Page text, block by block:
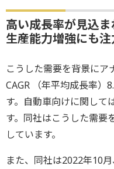
高い成長率が見込ま
生産能力増強にも注
こうした需要を背景に
CAGR （年平均成長率）
す。自動車向けに関して
す。同社はこうした需要
しています。
また、同社は2022年10